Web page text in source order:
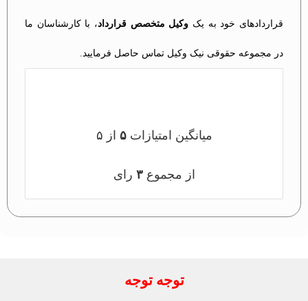
قراردادهای خود به یک وکیل متخصص قرارداد، با کارشناسان ما
در مجموعه حقوقی نیک وکیل تماس حاصل فرمایید.
میانگین امتیازات۵ از ۵
از مجموع۳ رای
توجه توجه